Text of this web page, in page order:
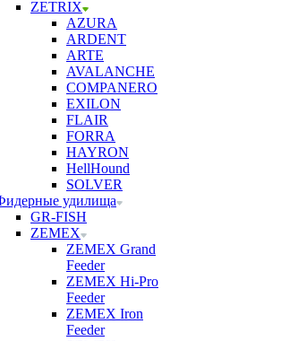
ZETRIX
AZURA
ARDENT
ARTE
AVALANCHE
COMPANERO
EXILON
FLAIR
FORRA
HAYRON
HellHound
SOLVER
удилища
GR-FISH
ZEMEX
ZEMEX Grand
Feeder
ZEMEX Hi-Pro
Feeder
ZEMEX Iron
Feeder